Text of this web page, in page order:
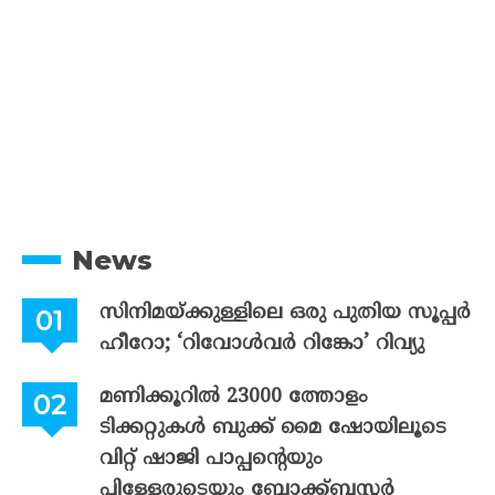
News
സിനിമയ്ക്കുള്ളിലെ ഒരു പുതിയ സൂപ്പർ
ഹീറോ; ‘റിവോൾവർ റിങ്കോ’ റിവ്യു
മണിക്കൂറിൽ 23000 ത്തോളം
ടിക്കറ്റുകൾ ബുക്ക് മൈ ഷോയിലൂടെ
വിറ്റ് ഷാജി പാപ്പന്റെയും